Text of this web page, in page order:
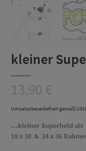
kleiner
13,90 €
Umsatzsteuerbefreit gemäß
…kleiner Superheld als
18 x 30 & 24 x 36